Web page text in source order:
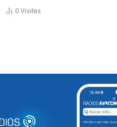
0 Visitas